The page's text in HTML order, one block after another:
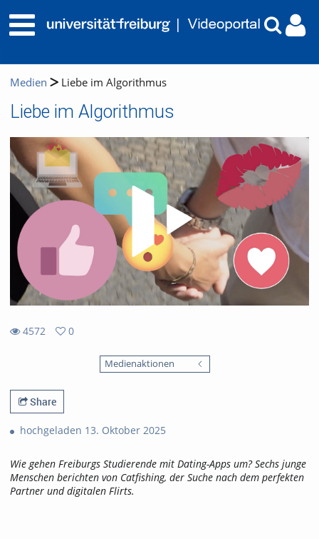
Medien Liebe im Algorithmus
Liebe im Algorithmus
4572
0
Medienaktionen
Share
hochgeladen 13. Oktober 2025
Wie gehen Freiburgs Studierende mit Dating-Apps um? Sechs junge
Menschen berichten von Catfishing, der Suche nach dem perfekten
Partner und digitalen Flirts.